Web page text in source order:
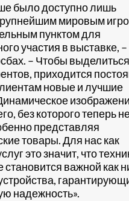
было доступно лишь
мировым
пунктом для
участия в выставке, –
– Чтобы
приходится
новые и лучшие
без которого теперь
представляя
товары. Для нас как
это значит, что
важной как
надежность».